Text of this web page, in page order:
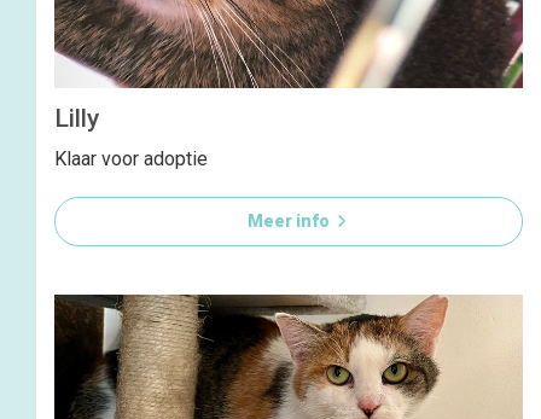
Lilly
Klaar voor adoptie
Meer info 